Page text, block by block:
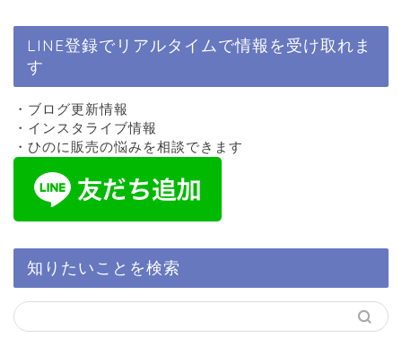
LINE登録でリアルタイムで情報を受け取れま
す
・ブログ更新情報
・インスタライブ情報
・ひのに販売の悩みを相談できます
知りたいことを検索